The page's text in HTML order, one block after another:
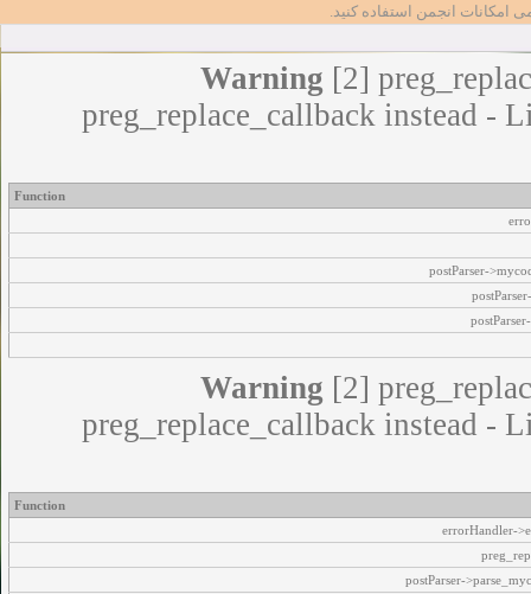
امکانات انجمن استفاده کنید.
Warning [2]
preg_replace_callback instead -
Function
postParser-
Warning [2]
preg_replace_callback instead -
Function
errorHandler-
postParser-